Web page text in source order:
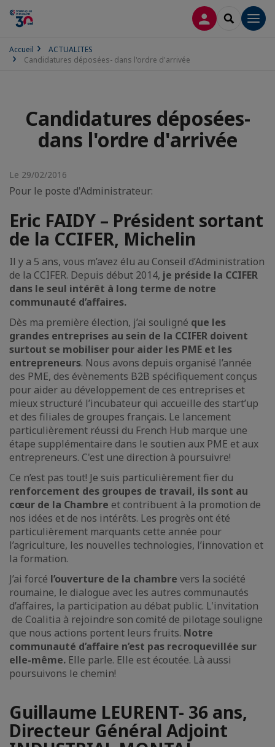
CONNEXION
Accueil
ACTUALITES
Candidatures déposées- dans l'ordre d'arrivée
Candidatures déposées-
dans l'ordre d'arrivée
Le 29/02/2016
Pour le poste d'Administrateur:
Eric FAIDY – Président sortant
de la CCIFER, Michelin
Il y a 5 ans, vous m’avez élu au Conseil d’Administration
de la CCIFER. Depuis début 2014, je préside la CCIFER
dans le seul intérêt à long terme de notre
communauté d’affaires.
Dès ma première élection, j’ai souligné que les
grandes entreprises au sein de la CCIFER doivent
surtout se mobiliser pour aider les PME et les
entrepreneurs. Nous avons depuis organisé l’année
des PME, des évènements B2B spécifiquement conçus
pour aider au développement de ces entreprises et
mieux structuré l’incubateur qui accueille des start’up
et des filiales de groupes français. Le lancement
particulièrement réussi du French Hub marque une
étape supplémentaire dans le soutien aux PME et aux
entrepreneurs. C'est une direction à poursuivre!
Ce n’est pas tout! Je suis particulièrement fier du
renforcement des groupes de travail, ils sont au
cœur de la Chambre et contribuent à la promotion de
nos idées et de nos intérêts. Les progrès ont été
particulièrement marquants cette année pour
l’agriculture, les nouvelles technologies, l’innovation et
la formation.
J’ai forcé l’ouverture de la chambre vers la société
roumaine, le dialogue avec les autres communautés
d’affaires, la participation au débat public. L'invitation
de Coalitia à rejoindre son comité de pilotage souligne
que nous actions portent leurs fruits. Notre
communauté d’affaire n’est pas recroquevillée sur
elle-même. Elle parle. Elle est écoutée. Là aussi
poursuivons le chemin!
Guillaume LEURENT- 36 ans,
Directeur Général Adjoint